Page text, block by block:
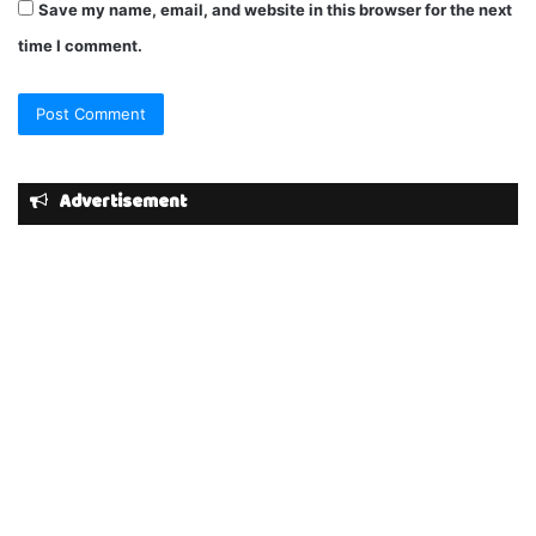
Save my name, email, and website in this browser for the next
time I comment.
Advertisement